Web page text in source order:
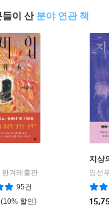
들이 산 분야 연관 책
한겨레출판
95건
(10% 할인)
지상
임선